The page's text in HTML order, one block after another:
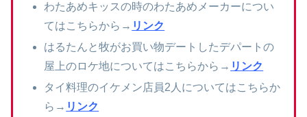
わたあめキッスの時のわたあめメーカーについ
てはこちらから→ リンク
はるたんと牧がお買い物デートしたデパートの
屋上のロケ地についてはこちらから→ リンク
タイ料理のイケメン店員2人についてはこちらか
ら→ リンク